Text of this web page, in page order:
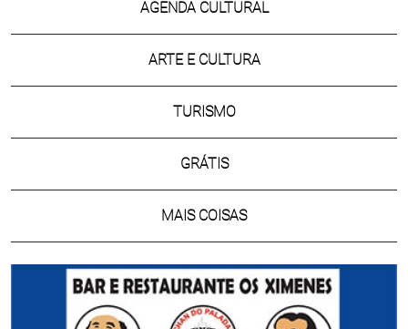
AGENDA CULTURAL
ARTE E CULTURA
TURISMO
GRÁTIS
MAIS COISAS